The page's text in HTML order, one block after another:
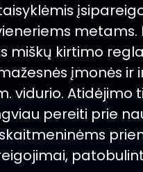
metams.
miškų kirtimo
įmonės ir
vidurio. Atidėjimo
pereiti prie